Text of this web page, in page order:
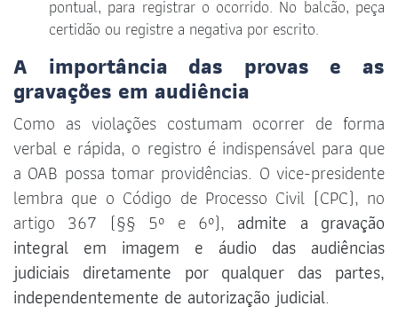
pontual, para registrar o ocorrido. No balcão, peça
certidão ou registre a negativa por escrito.
A importância das provas e as
gravações em audiência
Como as violações costumam ocorrer de forma
verbal e rápida, o registro é indispensável para que
a OAB possa tomar providências. O vice-presidente
lembra que o Código de Processo Civil (CPC), no
artigo 367 (§§ 5º e 6º), admite a gravação
integral em imagem e áudio das audiências
judiciais diretamente por qualquer das partes,
independentemente de autorização judicial.